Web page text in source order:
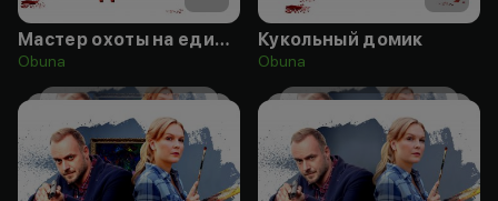
Мастер охоты на единорога
Obuna
Кукольный домик
Obuna